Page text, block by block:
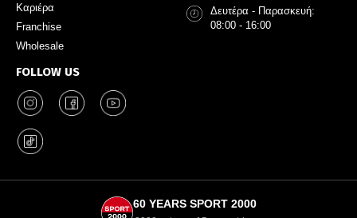
Καριέρα
Franchise
Wholesale
FOLLOW US
Δευτέρα - Παρασκευή:
08:00 - 16:00
60 YEARS SPORT 2000